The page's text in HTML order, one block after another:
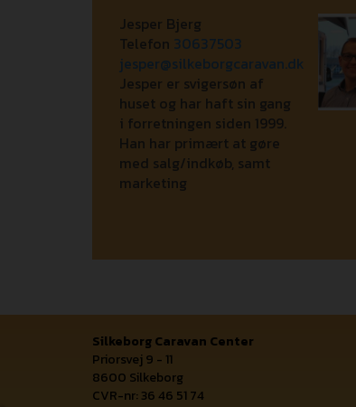
Jesper Bjerg
Telefon 30637503
jesper@silkeborgcaravan.dk
Jesper er svigersøn af
huset og har haft sin gang
i forretningen siden 1999.
Han har primært at gøre
med salg/indkøb, samt
marketing
Silkeborg Caravan Center
Priorsvej 9 - 11
8600 Silkeborg
CVR-nr: 36 46 51 74